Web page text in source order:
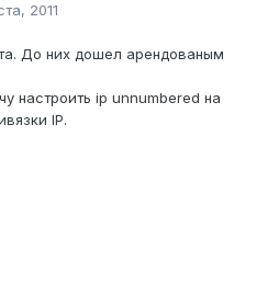
2011
До них дошел арендованым
настроить ip unnumbered на
IP.